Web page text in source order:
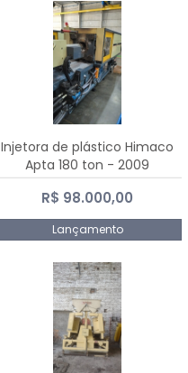
Injetora de plástico Himaco
Apta 180 ton - 2009
R$ 98.000,00
Lançamento